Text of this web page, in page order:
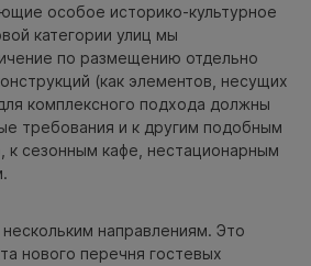
особое историко-культурное
категории улиц мы
по размещению отдельно
(как элементов, несущих
комплексного подхода должны
требования и к другим подобным
к сезонным кафе, нестационарным
направлениям. Это
нового перечня гостевых